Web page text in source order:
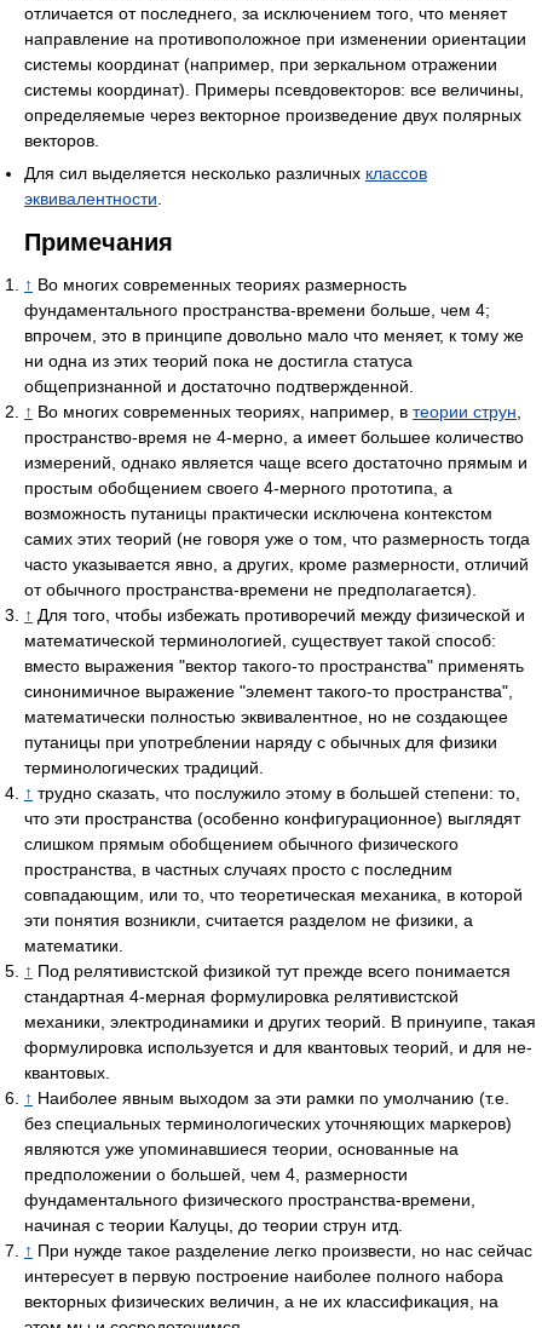
отличается от последнего, за исключением того, что меняет
направление на противоположное при изменении ориентации
системы координат (например, при зеркальном отражении
системы координат). Примеры псевдовекторов: все величины,
определяемые через векторное произведение двух полярных
векторов.
Для сил выделяется несколько различных классов
эквивалентности.
Примечания
↑ Во многих современных теориях размерность
фундаментального пространства-времени больше, чем 4;
впрочем, это в принципе довольно мало что меняет, к тому же
ни одна из этих теорий пока не достигла статуса
общепризнанной и достаточно подтвержденной.
↑ Во многих современных теориях, например, в теории струн,
пространство-время не 4-мерно, а имеет большее количество
измерений, однако является чаще всего достаточно прямым и
простым обобщением своего 4-мерного прототипа, а
возможность путаницы практически исключена контекстом
самих этих теорий (не говоря уже о том, что размерность тогда
часто указывается явно, а других, кроме размерности, отличий
от обычного пространства-времени не предполагается).
↑ Для того, чтобы избежать противоречий между физической и
математической терминологией, существует такой способ:
вместо выражения "вектор такого-то пространства" применять
синонимичное выражение "элемент такого-то пространства",
математически полностью эквивалентное, но не создающее
путаницы при употреблении наряду с обычных для физики
терминологических традиций.
↑ трудно сказать, что послужило этому в большей степени: то,
что эти пространства (особенно конфигурационное) выглядят
слишком прямым обобщением обычного физического
пространства, в частных случаях просто с последним
совпадающим, или то, что теоретическая механика, в которой
эти понятия возникли, считается разделом не физики, а
математики.
↑ Под релятивистской физикой тут прежде всего понимается
стандартная 4-мерная формулировка релятивистской
механики, электродинамики и других теорий. В принуипе, такая
формулировка используется и для квантовых теорий, и для не-
квантовых.
↑ Наиболее явным выходом за эти рамки по умолчанию (т.е.
без специальных терминологических уточняющих маркеров)
являются уже упоминавшиеся теории, основанные на
предположении о большей, чем 4, размерности
фундаментального физического пространства-времени,
начиная с теории Калуцы, до теории струн итд.
↑ При нужде такое разделение легко произвести, но нас сейчас
интересует в первую построение наиболее полного набора
векторных физических величин, а не их классификация, на